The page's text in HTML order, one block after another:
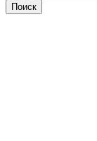
Поиск